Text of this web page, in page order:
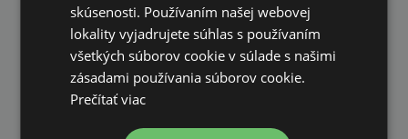
99 % produktov držíme priamo skladom
skúsenosti. Používaním našej webovej
lokality vyjadrujete súhlas s používaním
všetkých súborov cookie v súlade s našimi
zásadami používania súborov cookie.
Prečítať viac